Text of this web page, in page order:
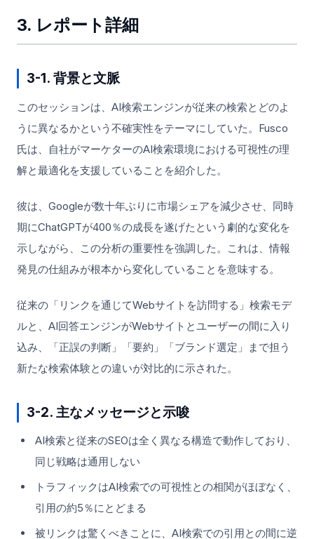
3. レポート詳細
3-1. 背景と文脈
このセッションは、AI検索エンジンが従来の検索とどのよ
うに異なるかという不確実性をテーマにしていた。Fusco
氏は、自社がマーケターのAI検索環境における可視性の理
解と最適化を支援していることを紹介した。
彼は、Googleが数十年ぶりに市場シェアを減少させ、同時
期にChatGPTが400％の成長を遂げたという劇的な変化を
示しながら、この分析の重要性を強調した。これは、情報
発見の仕組みが根本から変化していることを意味する。
従来の「リンクを通じてWebサイトを訪問する」検索モデ
ルと、AI回答エンジンがWebサイトとユーザーの間に入り
込み、「正誤の判断」「要約」「ブランド選定」まで担う
新たな検索体験との違いが対比的に示された。
3-2. 主なメッセージと示唆
AI検索と従来のSEOは全く異なる構造で動作しており、
同じ戦略は通用しない
トラフィックはAI検索での可視性との相関がほぼなく、
引用の約5％にとどまる
被リンクは驚くべきことに、AI検索での引用との間に逆